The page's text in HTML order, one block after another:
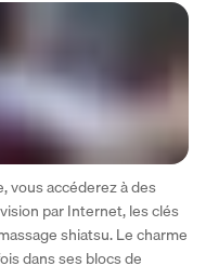
vous accéderez à des
par Internet, les clés
shiatsu. Le charme
dans ses blocs de